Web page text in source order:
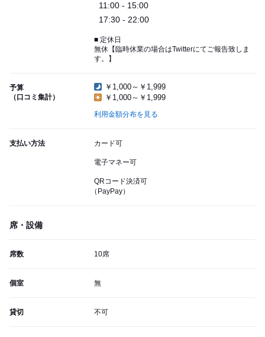
11:00 - 15:00
17:30 - 22:00
■ 定休日
無休【臨時休業の場合はTwitterにてご報告致しま
す。】
予算
（口コミ集計）
￥1,000～￥1,999
￥1,000～￥1,999
利用金額分布を見る
支払い方法 カード可
電子マネー可
QRコード決済可
（PayPay）
席・設備
席数 10席
個室 無
貸切 不可